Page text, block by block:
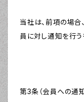
当社は、前項の場
員に対し通知を行う
第3条（会員への通知